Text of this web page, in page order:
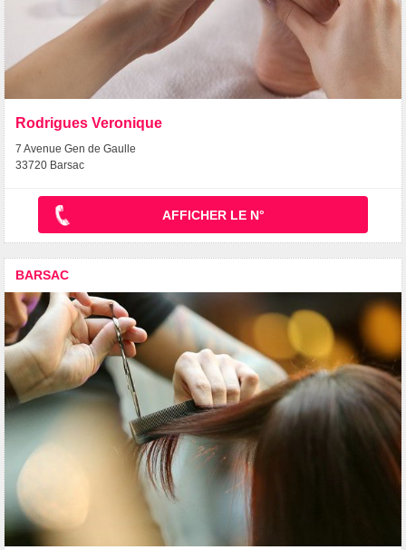
Rodrigues Veronique
7 Avenue Gen de Gaulle
33720 Barsac
AFFICHER LE N°
BARSAC